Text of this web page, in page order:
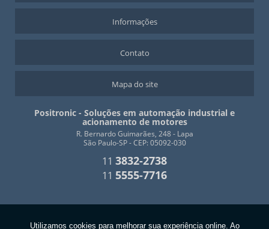
Informações
Contato
Mapa do site
Positronic - Soluções em automação industrial e
acionamento de motores
R. Bernardo Guimarães, 248 - Lapa
São Paulo-SP - CEP: 05092-030
11 3832-2738
11 5555-7716